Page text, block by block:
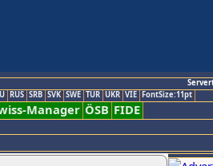
RUS SRB SVK SWE TUR UKR VIE FontSize:11pt
Manager ÖSB FIDE